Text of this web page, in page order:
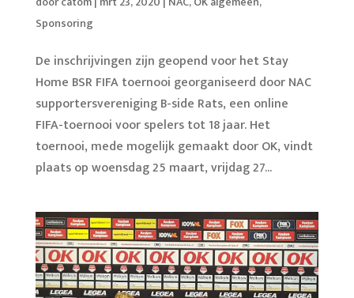
Sponsoring
De inschrijvingen zijn geopend voor het Stay
Home BSR FIFA toernooi georganiseerd door NAC
supportersvereniging B-side Rats, een online
FIFA-toernooi voor spelers tot 18 jaar. Het
toernooi, mede mogelijk gemaakt door OK, vindt
plaats op woensdag 25 maart, vrijdag 27...